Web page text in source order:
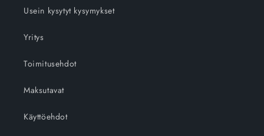
Usein kysytyt kysymykset
Yritys
Toimitusehdot
Maksutavat
Käyttöehdot